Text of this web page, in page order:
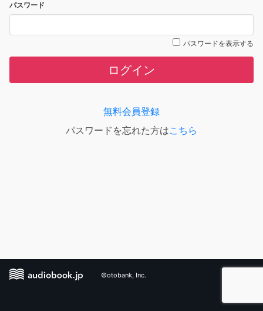
パスワード
パスワードを表示する
ログイン
無料会員登録
パスワードを忘れた方はこちら
©otobank, Inc.